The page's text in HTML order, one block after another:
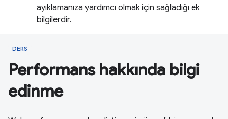
ayıklamanıza yardımcı olmak için sağladığı ek
bilgilerdir.
DERS
Performans hakkında bilgi
edinme